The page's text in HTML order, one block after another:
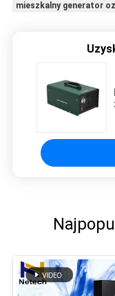
mieszkalny generator